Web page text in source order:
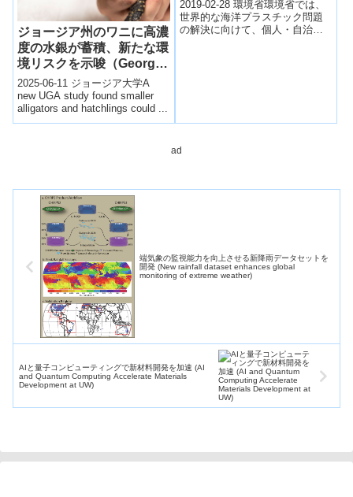
ジョージア州のワニに高濃
度の水銀が蓄積、新たな環
境リスクを示唆（Georgia
alligators show high
levels of mercury）
2025-06-11 ジョージア大学A
new UGA study found smaller
alligators and hatchlings could ...
2019-02-28 環境省環境省では、
世界的な海洋プラスチック問題
の解決に向けて、個人・自治
ad
端気象の監視能力を向上させる新降雨データセットを
開発 (New rainfall dataset enhances global
monitoring of extreme weather)
AIと量子コンピューティングで新材料開発を加速 (AI
and Quantum Computing Accelerate Materials
Development at UW)